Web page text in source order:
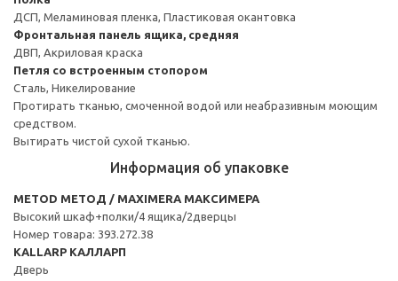
ДСП, Меламиновая пленка, Пластиковая окантовка
Фронтальная панель ящика, средняя
ДВП, Акриловая краска
Петля со встроенным стопором
Сталь, Никелирование
Протирать тканью, смоченной водой или неабразивным моющим
средством.
Вытирать чистой сухой тканью.
Информация об упаковке
METOD МЕТОД / MAXIMERA МАКСИМЕРА
Высокий шкаф+полки/4 ящика/2дверцы
Номер товара: 393.272.38
KALLARP КАЛЛАРП
Дверь